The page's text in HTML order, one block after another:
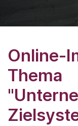
Online-
Thema